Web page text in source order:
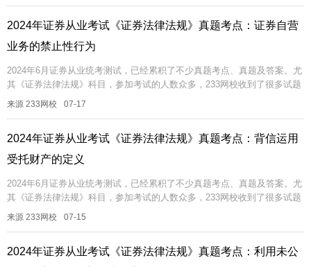
2024年证券从业考试《证券法律法规》真题考点：证券自营
业务的禁止性行为
2024年6月证券从业统考测试，已经累积了不少真题考点、真题及答案。尤
其《证券法律法规》科目，参加考试的人数众多，233网校收到了很多试题
反馈，考过的真题可能再考，即便不考一模一样的，也可能考相同的考...
来源 233网校 07-17
2024年证券从业考试《证券法律法规》真题考点：背信运用
受托财产的定义
2024年6月证券从业统考测试，已经累积了不少真题考点、真题及答案。尤
其《证券法律法规》科目，参加考试的人数众多，233网校收到了很多试题
反馈，考过的真题可能再考，即便不考一模一样的，也可能考相同的考...
来源 233网校 07-15
2024年证券从业考试《证券法律法规》真题考点：利用未公